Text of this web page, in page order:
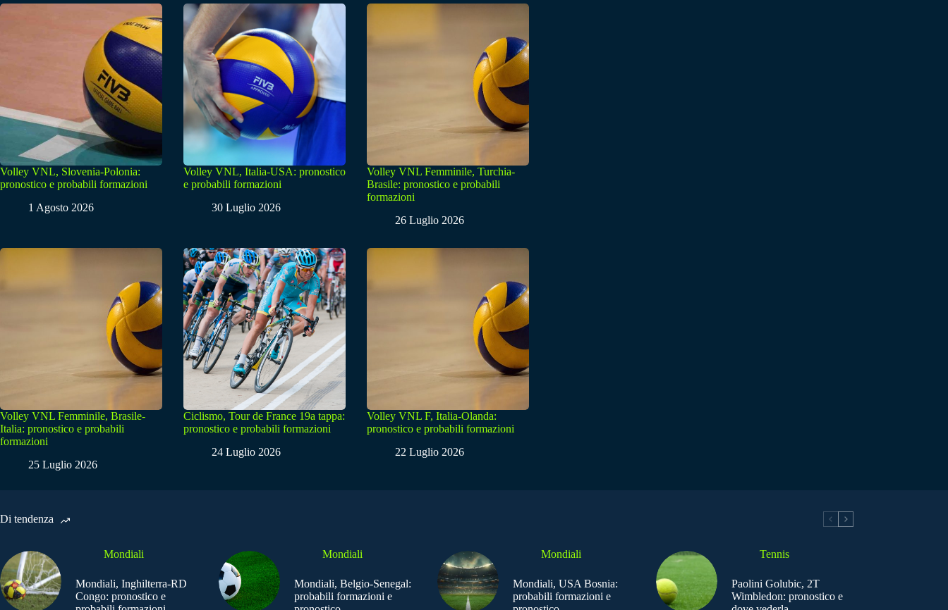
Volley VNL, Slovenia-Polonia:
pronostico e probabili formazioni
1 Agosto 2026
Volley VNL, Italia-USA: pronostico
e probabili formazioni
30 Luglio 2026
Volley VNL Femminile, Turchia-
Brasile: pronostico e probabili
formazioni
26 Luglio 2026
Volley VNL Femminile, Brasile-
Italia: pronostico e probabili
formazioni
25 Luglio 2026
Ciclismo, Tour de France 19a tappa:
pronostico e probabili formazioni
24 Luglio 2026
Volley VNL F, Italia-Olanda:
pronostico e probabili formazioni
22 Luglio 2026
Di tendenza
Mondiali
Mondiali, Inghilterra-RD
Congo: pronostico e
Mondiali
Mondiali, Belgio-Senegal:
probabili formazioni e
Mondiali
Mondiali, USA Bosnia:
probabili formazioni e
Tennis
Paolini Golubic, 2T
Wimbledon: pronostico e